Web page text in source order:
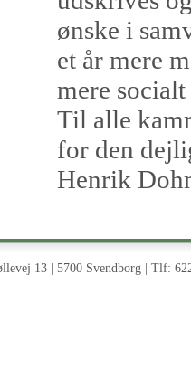
ønske i
et år mere
mere
Til alle
for den
Henrik
13 | 5700 Svendborg | Tlf: